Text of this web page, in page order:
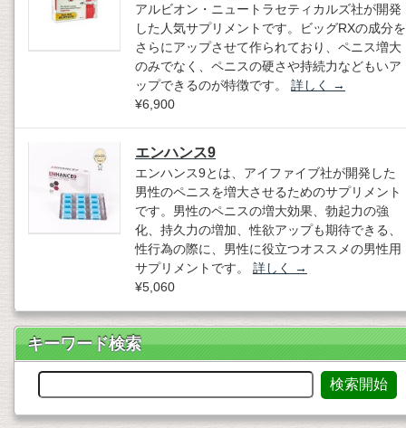
アルビオン・ニュートラセティカルズ社が開発
した人気サプリメントです。ビッグRXの成分を
さらにアップさせて作られており、ペニス増大
のみでなく、ペニスの硬さや持続力などもいア
ップできるのが特徴です。 詳しく
→
¥6,900
エンハンス9
エンハンス9とは、アイファイブ社が開発した
男性のペニスを増大させるためのサプリメント
です。男性のペニスの増大効果、勃起力の強
化、持久力の増加、性欲アップも期待できる、
性行為の際に、男性に役立つオススメの男性用
サプリメントです。 詳しく
→
¥5,060
キーワード検索